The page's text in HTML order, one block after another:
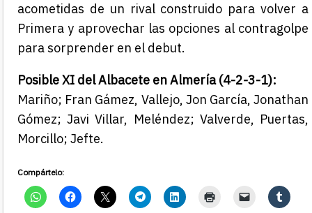
acometidas de un rival construido para volver a
Primera y aprovechar las opciones al contragolpe
para sorprender en el debut.
Posible XI del Albacete en Almería (4-2-3-1):
Mariño; Fran Gámez, Vallejo, Jon García, Jonathan
Gómez; Javi Villar, Meléndez; Valverde, Puertas,
Morcillo; Jefte.
Compártelo: